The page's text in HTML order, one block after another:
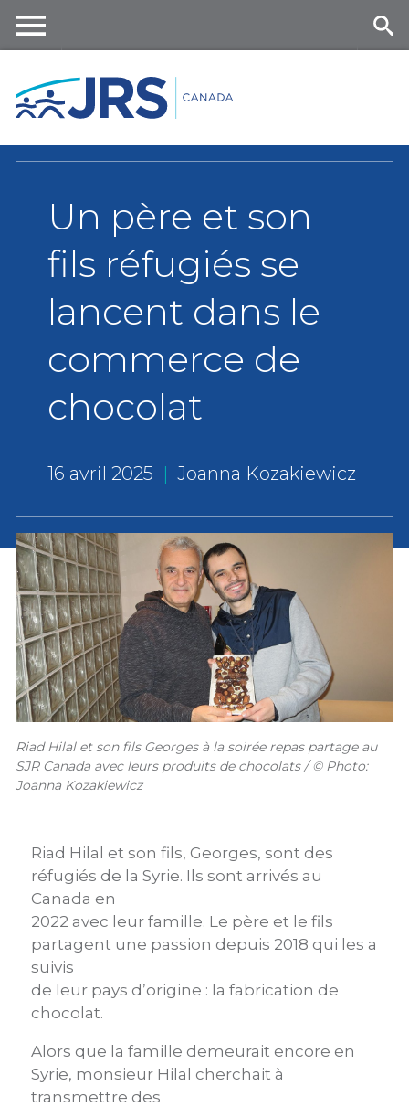
content
nu
Un père et son
fils réfugiés se
lancent dans le
commerce de
chocolat
16 avril 2025 | Joanna Kozakiewicz
Riad Hilal et son fils Georges à la soirée repas partage au
SJR Canada avec leurs produits de chocolats / © Photo:
Joanna Kozakiewicz
Riad Hilal et son fils, Georges, sont des
réfugiés de la Syrie. Ils sont arrivés au
Canada en
2022 avec leur famille. Le père et le fils
partagent une passion depuis 2018 qui les a
suivis
de leur pays d’origine : la fabrication de
chocolat.
Alors que la famille demeurait encore en
Syrie, monsieur Hilal cherchait à
transmettre des